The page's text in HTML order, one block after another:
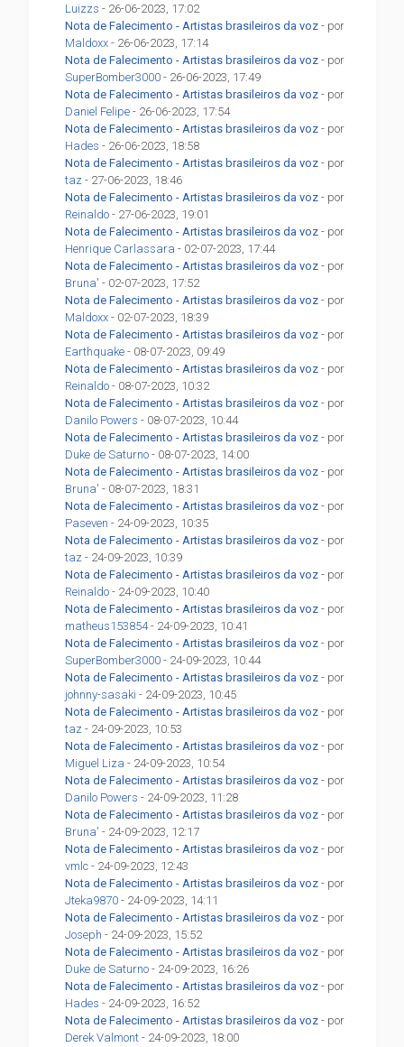
Luizzs - 26-06-2023, 17:02
Nota de Falecimento - Artistas brasileiros da voz - por
Maldoxx - 26-06-2023, 17:14
Nota de Falecimento - Artistas brasileiros da voz - por
SuperBomber3000 - 26-06-2023, 17:49
Nota de Falecimento - Artistas brasileiros da voz - por
Daniel Felipe - 26-06-2023, 17:54
Nota de Falecimento - Artistas brasileiros da voz - por
Hades - 26-06-2023, 18:58
Nota de Falecimento - Artistas brasileiros da voz - por
taz - 27-06-2023, 18:46
Nota de Falecimento - Artistas brasileiros da voz - por
Reinaldo - 27-06-2023, 19:01
Nota de Falecimento - Artistas brasileiros da voz - por
Henrique Carlassara - 02-07-2023, 17:44
Nota de Falecimento - Artistas brasileiros da voz - por
Bruna' - 02-07-2023, 17:52
Nota de Falecimento - Artistas brasileiros da voz - por
Maldoxx - 02-07-2023, 18:39
Nota de Falecimento - Artistas brasileiros da voz - por
Earthquake - 08-07-2023, 09:49
Nota de Falecimento - Artistas brasileiros da voz - por
Reinaldo - 08-07-2023, 10:32
Nota de Falecimento - Artistas brasileiros da voz - por
Danilo Powers - 08-07-2023, 10:44
Nota de Falecimento - Artistas brasileiros da voz - por
Duke de Saturno - 08-07-2023, 14:00
Nota de Falecimento - Artistas brasileiros da voz - por
Bruna' - 08-07-2023, 18:31
Nota de Falecimento - Artistas brasileiros da voz - por
Paseven - 24-09-2023, 10:35
Nota de Falecimento - Artistas brasileiros da voz - por
taz - 24-09-2023, 10:39
Nota de Falecimento - Artistas brasileiros da voz - por
Reinaldo - 24-09-2023, 10:40
Nota de Falecimento - Artistas brasileiros da voz - por
matheus153854- 24-09-2023, 10:41
Nota de Falecimento - Artistas brasileiros da voz - por
SuperBomber3000 - 24-09-2023, 10:44
Nota de Falecimento - Artistas brasileiros da voz - por
johnny-sasaki - 24-09-2023, 10:45
Nota de Falecimento - Artistas brasileiros da voz - por
taz - 24-09-2023, 10:53
Nota de Falecimento - Artistas brasileiros da voz - por
Miguel Liza - 24-09-2023, 10:54
Nota de Falecimento - Artistas brasileiros da voz - por
Danilo Powers - 24-09-2023, 11:28
Nota de Falecimento - Artistas brasileiros da voz - por
Bruna' - 24-09-2023, 12:17
Nota de Falecimento - Artistas brasileiros da voz - por
vmlc - 24-09-2023, 12:43
Nota de Falecimento - Artistas brasileiros da voz - por
Jteka9870 - 24-09-2023, 14:11
Nota de Falecimento - Artistas brasileiros da voz - por
Joseph - 24-09-2023, 15:52
Nota de Falecimento - Artistas brasileiros da voz - por
Duke de Saturno - 24-09-2023, 16:26
Nota de Falecimento - Artistas brasileiros da voz - por
Hades - 24-09-2023, 16:52
Nota de Falecimento - Artistas brasileiros da voz - por
Derek Valmont - 24-09-2023, 18:00